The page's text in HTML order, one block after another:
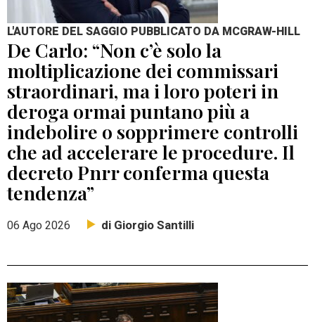
L'AUTORE DEL SAGGIO PUBBLICATO DA MCGRAW-HILL
De Carlo: “Non c’è solo la
moltiplicazione dei commissari
straordinari, ma i loro poteri in
deroga ormai puntano più a
indebolire o sopprimere controlli
che ad accelerare le procedure. Il
decreto Pnrr conferma questa
tendenza”
06 Ago 2026 di Giorgio Santilli